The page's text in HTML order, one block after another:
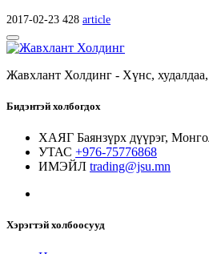
2017-02-23 428 article
Жавхлант Холдинг - Хүнс,
Бидэнтэй холбогдох
ХАЯГ Баянзүрх дүүрэг,
УТАС +976-75776868
ИМЭЙЛ trading@jsu.mn
Хэрэгтэй холбоосууд